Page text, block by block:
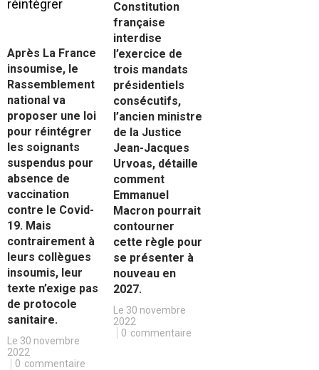
Après La France
insoumise, le
Rassemblement
national va
proposer une loi
pour réintégrer
les soignants
suspendus pour
absence de
vaccination
contre le Covid-
19. Mais
contrairement à
leurs collègues
insoumis, leur
texte n’exige pas
de protocole
sanitaire.
Le 30 novembre
2022
0 commentaire
Constitution
française
interdise
l’exercice de
trois mandats
présidentiels
consécutifs,
l’ancien ministre
de la Justice
Jean-Jacques
Urvoas, détaille
comment
Emmanuel
Macron pourrait
contourner
cette règle pour
se présenter à
nouveau en
2027.
Le 30 novembre
2022
0 commentaire